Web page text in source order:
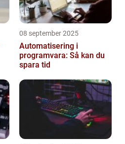
08 september 2025
Automatisering i
programvara: Så kan du
spara tid